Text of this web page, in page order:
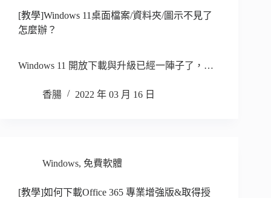
[教學]Windows 11桌面檔案/資料夾/圖示不見了
怎麼辦？
Windows 11 開放下載與升級已經一陣子了，…
香腸 2022 年 03 月 16 日
Windows, 免費軟體
[教學]如何下載Office 365 專業增強版&取得授